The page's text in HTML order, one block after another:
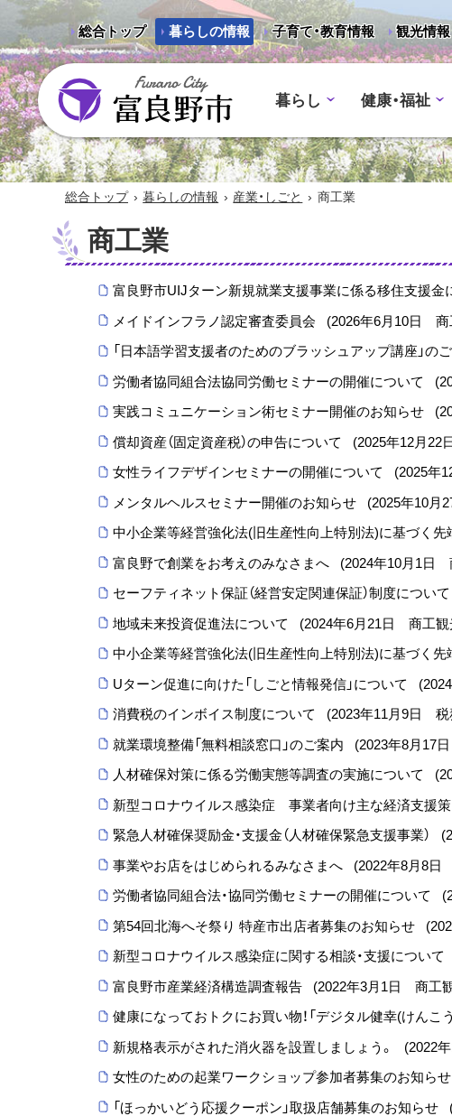
総合トップ 暮らしの情報 子育て・教育情報 観光情報
富良野市 - Frano City
暮らし 健康・福祉
総合トップ › 暮らしの情報 › 産業・しごと › 商工業
商工業
富良野市UIJターン新規就業支援事業に係る移住支援金
メイドインフラノ認定審査委員会
(2026年6月10日 商
「日本語学習支援者のためのブラッシュアップ講座」の
労働者協同組合法協同労働セミナーの開催について
(
実践コミュニケーション術セミナー開催のお知らせ
(
償却資産（固定資産税）の申告について
(2025年12月22
女性ライフデザインセミナーの開催について
(2025年
メンタルヘルスセミナー開催のお知らせ
(2025年10月
中小企業等経営強化法(旧生産性向上特別法)に基づく先
富良野で創業をお考えのみなさまへ
(2024年10月1日
セーフティネット保証（経営安定関連保証）制度について
地域未来投資促進法について
(2024年6月21日 商工観
中小企業等経営強化法(旧生産性向上特別法)に基づく先
Uターン促進に向けた「しごと情報発信」について
(
消費税のインボイス制度について
(2023年11月9日 税
就業環境整備「無料相談窓口」のご案内
(2023年8月17日
人材確保対策に係る労働実態等調査の実施について
(
新型コロナウイルス感染症 事業者向け主な経済支援策
緊急人材確保奨励金・支援金（人材確保緊急支援事業）
(
事業やお店をはじめられるみなさまへ
(2022年8月8日
労働者協同組合法・協同労働セミナーの開催について
(
第54回北海へそ祭り 特産市出店者募集のお知らせ
(
新型コロナウイルス感染症に関する相談・支援について
富良野市産業経済構造調査報告
(2022年3月1日 商工
健康になっておトクにお買い物！「デジタル健幸(けんこ
新規格表示がされた消火器を設置しましょう。
(2022
女性のための起業ワークショップ参加者募集のお知らせ
「ほっかいどう応援クーポン」取扱店舗募集のお知らせ